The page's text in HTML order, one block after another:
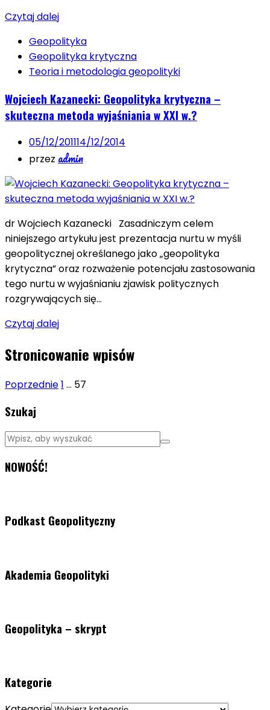
Czytaj dalej
Geopolityka
Geopolityka krytyczna
Teoria i metodologia geopolityki
Wojciech Kazanecki: Geopolityka krytyczna –
skuteczna metoda wyjaśniania w XXI w.?
05/12/201114/12/2014
przez admin
dr Wojciech Kazanecki Zasadniczym celem
niniejszego artykułu jest prezentacja nurtu w myśli
geopolitycznej określanego jako „geopolityka
krytyczna” oraz rozważenie potencjału zastosowania
tego nurtu w wyjaśnianiu zjawisk politycznych
rozgrywających się…
Czytaj dalej
Stronicowanie wpisów
Poprzednie1 … 57
Szukaj
NOWOŚĆ!
Podkast Geopolityczny
Akademia Geopolityki
Geopolityka – skrypt
Kategorie